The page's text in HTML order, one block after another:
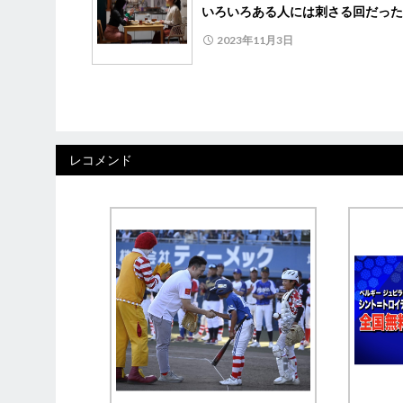
いろいろある人には刺さる回だっ
2023年11月3日
レコメンド